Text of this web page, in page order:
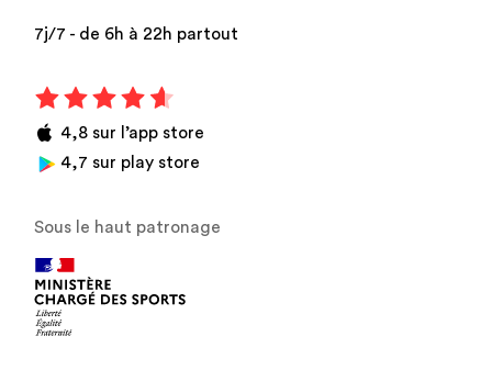
7j/7 - de 6h à 22h partout en France
4,8 sur l’app store
4,7 sur play store
Sous le haut patronage